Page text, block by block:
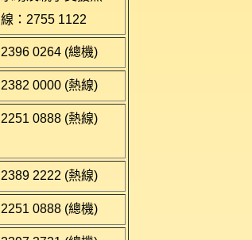
線：2755 1122
2396 0264 (總機)
2382 0000 (熱線)
2251 0888 (熱線)
2389 2222 (熱線)
2251 0888 (總機)